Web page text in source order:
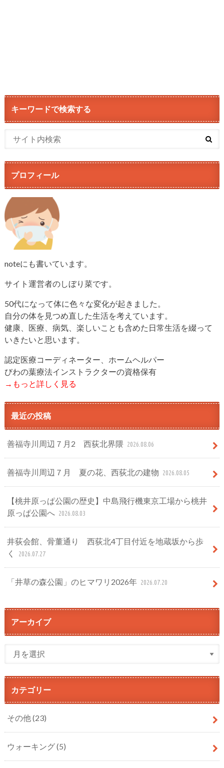
キーワードで検索する
プロフィール
noteにも書いています。
サイト運営者のしぼり菜です。
50代になって体に色々な変化が起きました。
自分の体を見つめ直した生活を考えています。
健康、医療、病気、楽しいことも含めた日常生活を綴って
いきたいと思います。
認定医療コーディネーター、ホームヘルパー
びわの葉療法インストラクターの資格保有
→もっと詳しく見る
最近の投稿
善福寺川周辺７月2 西荻北界隈 2026.08.06
善福寺川周辺７月 夏の花、西荻北の建物 2026.08.05
【桃井原っぱ公園の歴史】中島飛行機東京工場から桃井
原っぱ公園へ 2026.08.03
井荻会館、骨董通り 西荻北4丁目付近を地蔵坂から歩
く
2026.07.27
「井草の森公園」のヒマワリ2026年 2026.07.20
アーカイブ
カテゴリー
その他(23)
ウォーキング(5)